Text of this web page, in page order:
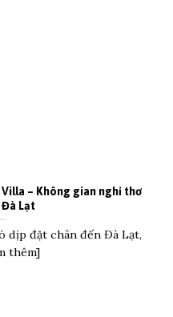
– Không gian nghỉ thơ
Lạt
dịp đặt chân đến Đà Lạt,
thêm]